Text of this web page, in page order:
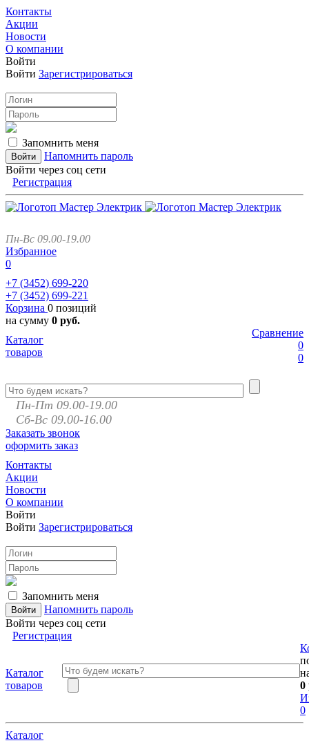
Контакты
Акции
Новости
О компании
Войти
Войти Зарегистрироваться
Запомнить меня
Напомнить пароль
Войти через соц сети
Регистрация
Пн-Вс 09.00-19.00
Избранное
0
+7 (3452) 699-220
+7 (3452) 699-221
Корзина 0 позиций
на сумму 0 руб.
Сравнение
0
0
Каталог
товаров
Пн-Пт 09.00-19.00
Сб-Вс 09.00-16.00
Заказать звонок
оформить заказ
Контакты
Акции
Новости
О компании
Войти
Войти Зарегистрироваться
Запомнить меня
Напомнить пароль
Войти через соц сети
Регистрация
Каталог
товаров
0
0
Каталог